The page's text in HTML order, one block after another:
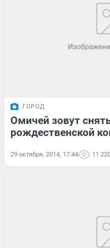
ГОРОД
Омичей зовут
рождественской
29 октября, 2014, 17:44 11